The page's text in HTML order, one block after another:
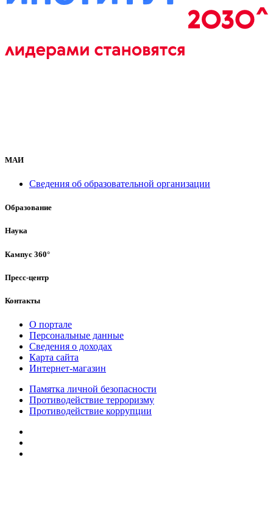
МАИ
Сведения об образовательной организации
Образование
Наука
Кампус 360°
Пресс-центр
Контакты
О портале
Персональные данные
Сведения о доходах
Карта сайта
Интернет-магазин
Памятка личной безопасности
Противодействие терроризму
Противодействие коррупции